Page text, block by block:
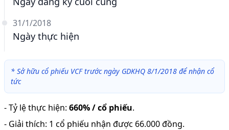
31/1/2018
Ngày thực hiện
* Sở hữu cổ phiếu VCF trước ngày GDKHQ 8/1/2018 để nhận cổ
tức
-Tỷ lệ thực hiện: 660% / cổ phiếu.
- Giải thích: 1 cổ phiếu nhận được 66.000 đồng.